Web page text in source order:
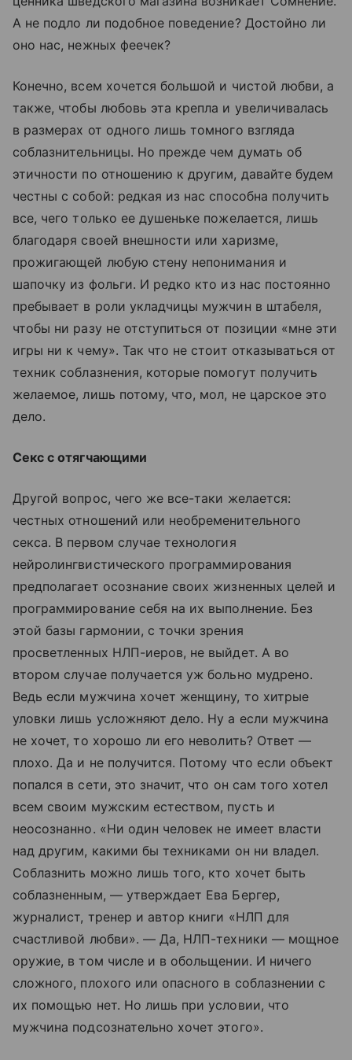
А не подло ли подобное поведение? Достойно ли
оно нас, нежных феечек?
Конечно, всем хочется большой и чистой любви, а
также, чтобы любовь эта крепла и увеличивалась
в размерах от одного лишь томного взгляда
соблазнительницы. Но прежде чем думать об
этичности по отношению к другим, давайте будем
честны с собой: редкая из нас способна получить
все, чего только ее душеньке пожелается, лишь
благодаря своей внешности или харизме,
прожигающей любую стену непонимания и
шапочку из фольги. И редко кто из нас постоянно
пребывает в роли укладчицы мужчин в штабеля,
чтобы ни разу не отступиться от позиции «мне эти
игры ни к чему». Так что не стоит отказываться от
техник соблазнения, которые помогут получить
желаемое, лишь потому, что, мол, не царское это
дело.
Секс с отягчающими
Другой вопрос, чего же все-таки желается:
честных отношений или необременительного
секса. В первом случае технология
нейролингвистического программирования
предполагает осознание своих жизненных целей и
программирование себя на их выполнение. Без
этой базы гармонии, с точки зрения
просветленных НЛП-иеров, не выйдет. А во
втором случае получается уж больно мудрено.
Ведь если мужчина хочет женщину, то хитрые
уловки лишь усложняют дело. Ну а если мужчина
не хочет, то хорошо ли его неволить? Ответ —
плохо. Да и не получится. Потому что если объект
попался в сети, это значит, что он сам того хотел
всем своим мужским естеством, пусть и
неосознанно. «Ни один человек не имеет власти
над другим, какими бы техниками он ни владел.
Соблазнить можно лишь того, кто хочет быть
соблазненным, — утверждает Ева Бергер,
журналист, тренер и автор книги «НЛП для
счастливой любви». — Да, НЛП-техники — мощное
оружие, в том числе и в обольщении. И ничего
сложного, плохого или опасного в соблазнении с
их помощью нет. Но лишь при условии, что
мужчина подсознательно хочет этого».